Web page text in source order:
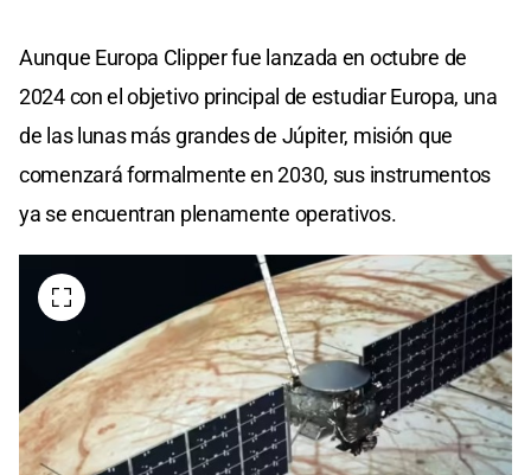
Aunque Europa Clipper fue lanzada en octubre de
2024 con el objetivo principal de estudiar Europa, una
de las lunas más grandes de Júpiter, misión que
comenzará formalmente en 2030, sus instrumentos
ya se encuentran plenamente operativos.